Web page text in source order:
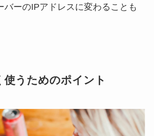
バーのIPアドレスに変わることも
使うためのポイント